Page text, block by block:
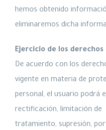
hemos obtenido
eliminaremos dicha
Ejercicio de los
De acuerdo con los
vigente en materia de
personal, el usuario podrá
rectificación, limitación de
tratamiento, supresión,